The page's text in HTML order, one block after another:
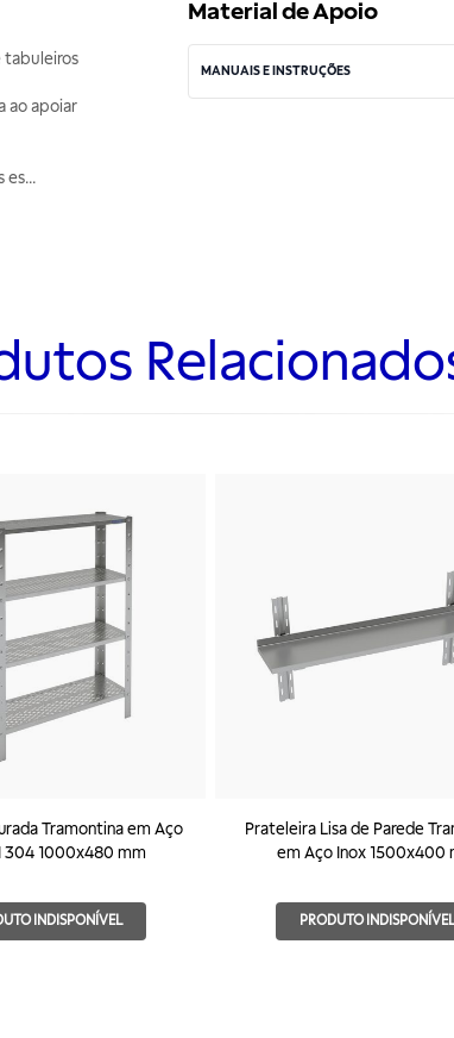
tabuleiros
ao apoiar
es...
Material de Apoio
MANUAIS E INSTRUÇÕES
Tramontina em Aço
304 1000x480 mm
INDISPONÍVEL
Prateleira Lisa de Parede
em Aço Inox 1500x400
PRODUTO INDISPONÍVEL